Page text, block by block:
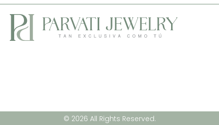
© 2026 All Rights Reserved.